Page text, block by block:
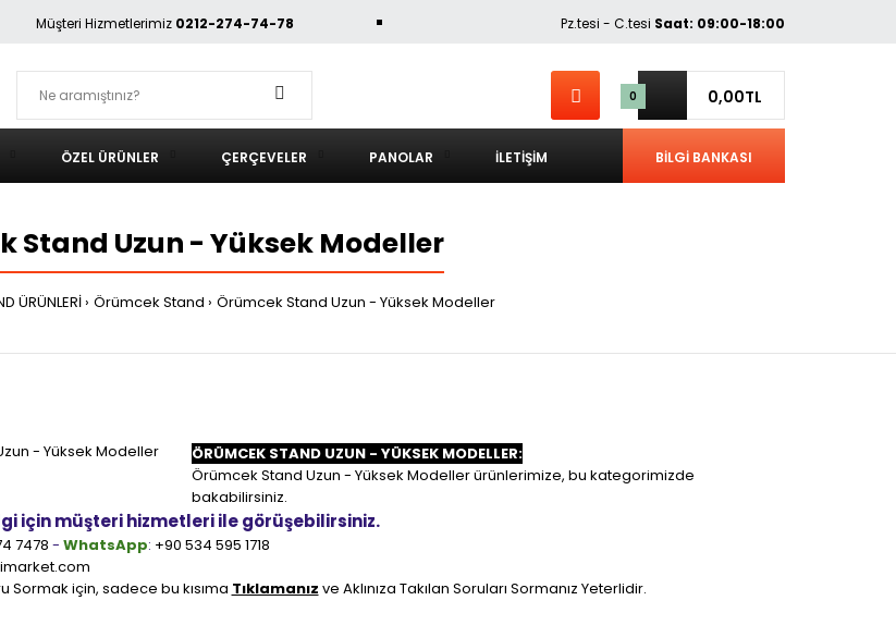
Müşteri Hizmetlerimiz 0212-274-74-78 Pz.tesi - C.tesi Saat: 09:00-18:00
0 0,00TL
ÖZEL ÜRÜNLER ÇERÇEVELER PANOLAR İLETIŞIM BİLGİ BANKASI
Stand Uzun - Yüksek Modeller
ÜRÜNLERİ Örümcek Stand Örümcek Stand Uzun - Yüksek Modeller
ÖRÜMCEK STAND UZUN - YÜKSEK MODELLER:
Örümcek Stand Uzun - Yüksek Modellerürünlerimize, bu kategorimizde
bakabilirsiniz.
için müşteri hizmetleri ile görüşebilirsiniz.
7478 - WhatsApp: +90 534 595 1718
Sormak için, sadece bu kısıma Tıklamanız ve Aklınıza Takılan Soruları Sormanız Yeterlidir.